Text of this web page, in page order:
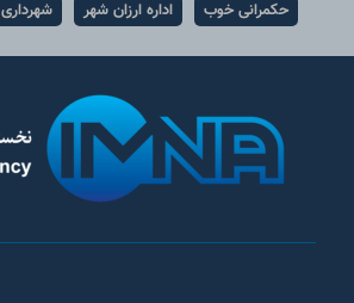
حکمرانی خوب
اداره ارزان شهر شهرداری